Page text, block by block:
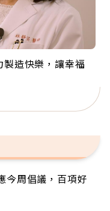
造快樂，讓幸福
36年 「台灣是我
！「蛋黃哥小
退休後才開始真
最年長羽球選
」
小提琴還登上小
今周倡議，百項好